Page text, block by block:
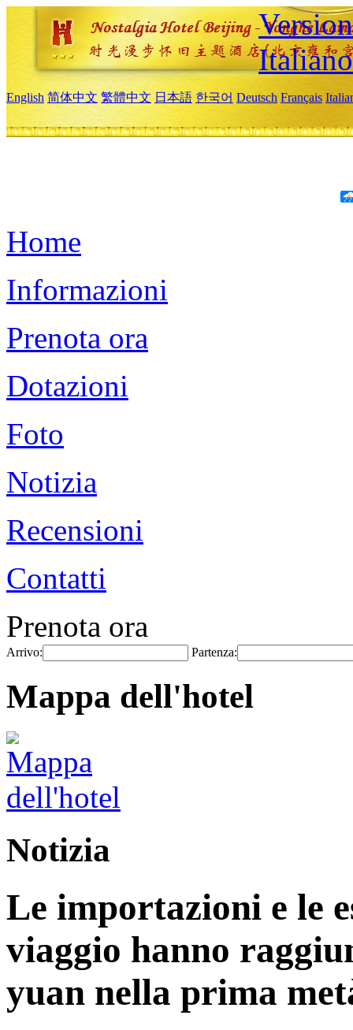
Italiano
English 简体中文 繁體中文 日本語 한국어 Deutsch Français
Home
Informazioni
Prenota ora
Dotazioni
Foto
Notizia
Recensioni
Contatti
Prenota ora
Arrivo: Partenza:
Mappa dell'hotel
Notizia
Le importazioni e le
viaggio hanno
yuan nella prima